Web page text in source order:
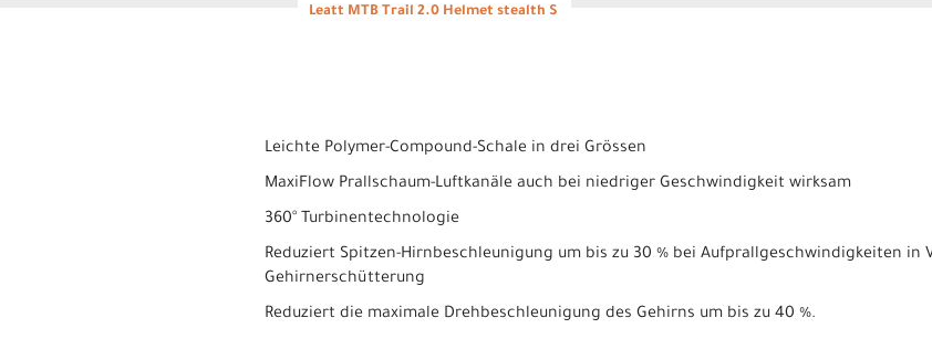
Leatt MTB Trail 2.0 Helmet stealth S
Leichte Polymer-Compound-Schale in drei Grössen
MaxiFlow Prallschaum-Luftkanäle auch bei niedriger Geschwindigkeit wirksam
360° Turbinentechnologie
Reduziert Spitzen-Hirnbeschleunigung um bis zu 30 % bei Aufprallgeschwindigkeiten in
Gehirnerschütterung
Reduziert die maximale Drehbeschleunigung des Gehirns um bis zu 40 %.